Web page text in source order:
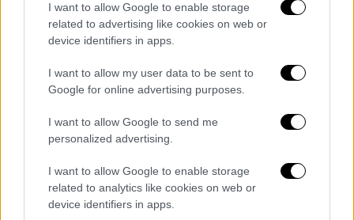
I want to allow Google to enable storage
related to advertising like cookies on web or
device identifiers in apps.
I want to allow my user data to be sent to
Google for online advertising purposes.
I want to allow Google to send me
personalized advertising.
I want to allow Google to enable storage
related to analytics like cookies on web or
device identifiers in apps.
Πολιτισμός|11.03.2026 07:30